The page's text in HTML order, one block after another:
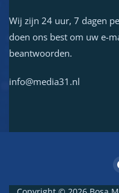
Wij zijn 24 uur, 7 dagen
doen ons best om uw e-
beantwoorden.
info@media31.nl